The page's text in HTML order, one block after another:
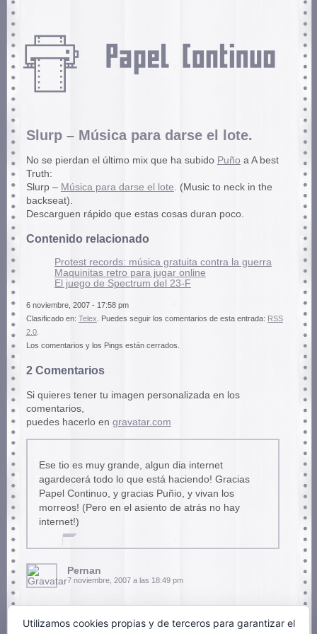
Slurp – Música para darse el lote.
No se pierdan el último mix que ha subido Puño a A best
Truth:
Slurp – Música para darse el lote . (Music to neck in the
backseat).
Descarguen rápido que estas cosas duran poco.
Contenido relacionado
Protest records: música gratuita contra la guerra
Maquinitas retro para jugar online
El juego de Spectrum del 23-F
6 noviembre, 2007 - 17:58 pm
Clasificado en: Telex . Puedes seguir los comentarios de esta entrada: RSS
2.0.
Los comentarios y los Pings están cerrados.
2 Comentarios
Si quieres tener tu imagen personalizada en los
comentarios,
puedes hacerlo en gravatar.com
Ese tio es muy grande, algun dia internet
agardecerá todo lo que está haciendo! Gracias
Papel Continuo, y gracias Puñio, y vivan los
morreos! (Pero en el asiento de atrás no hay
internet!)
Pernan
7 noviembre, 2007 a las 18:49 pm
Utilizamos cookies propias y de terceros para garantizar el